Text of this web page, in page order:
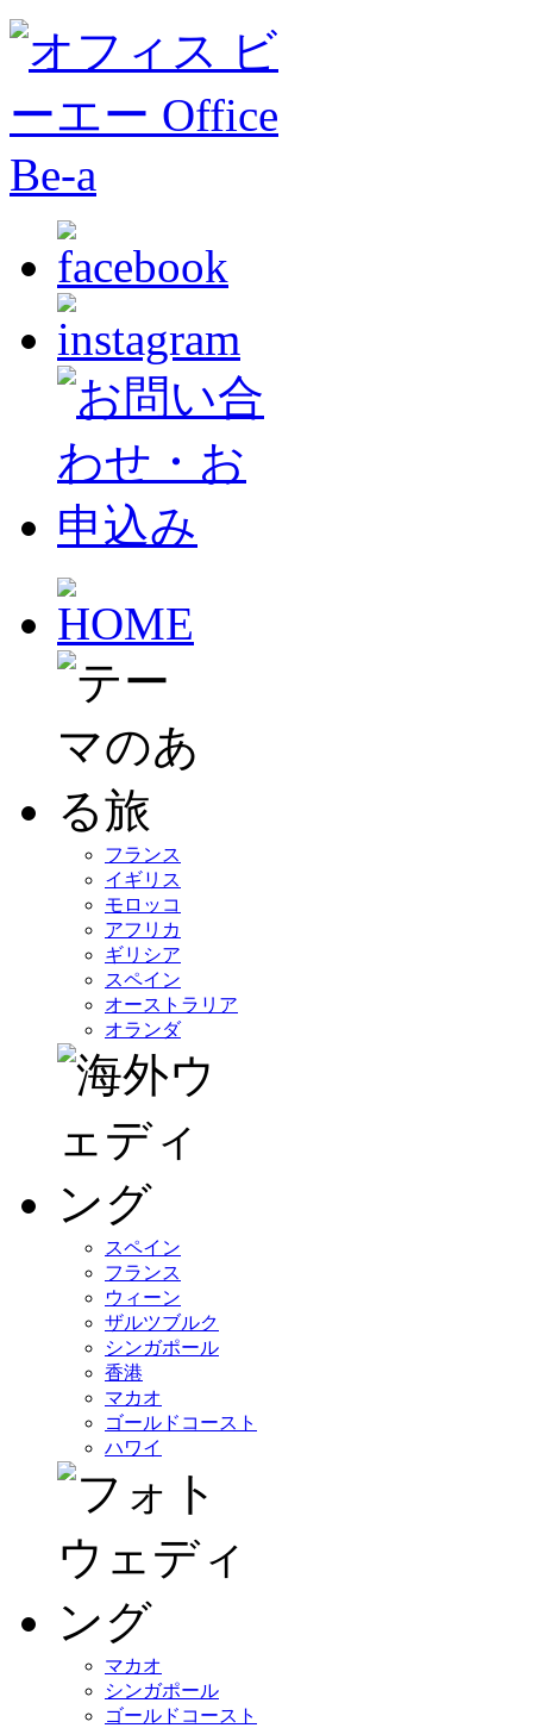
フランス
イギリス
モロッコ
アフリカ
ギリシア
スペイン
オーストラリア
オランダ
スペイン
フランス
ウィーン
ザルツブルク
シンガポール
香港
マカオ
ゴールドコースト
ハワイ
マカオ
シンガポール
ゴールドコースト